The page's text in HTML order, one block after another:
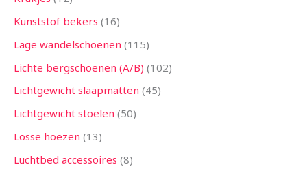
Kunststof bekers 16
Lage wandelschoenen 115
Lichte bergschoenen (A/B) 102
Lichtgewicht slaapmatten 45
Lichtgewicht stoelen 50
Losse hoezen 13
Luchtbed accessoires 8